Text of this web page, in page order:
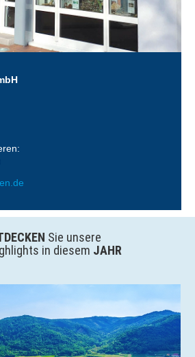
Sie unsere
in diesem JAHR